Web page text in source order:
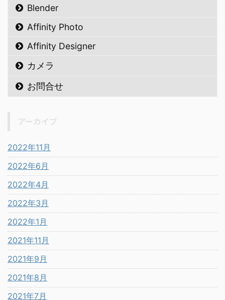
Blender
Affinity Photo
Affinity Designer
カメラ
お問合せ
2022年11月
2022年6月
2022年4月
2022年3月
2022年1月
2021年11月
2021年9月
2021年8月
2021年7月